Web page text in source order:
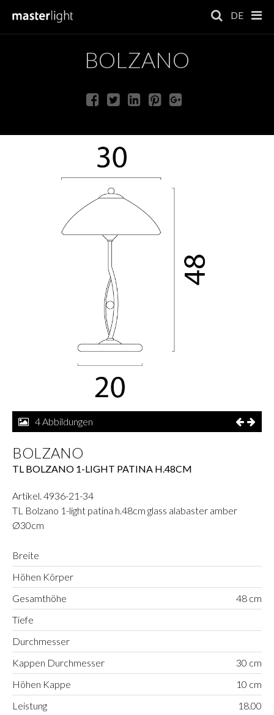
DE
BOLZANO
4 Abbildungen
BOLZANO
TL BOLZANO 1-LIGHT PATINA H.48CM
Artikel. 4936-21-34
TL Bolzano 1-light patina h.48cm glass alabaster amber
Ø30cm
Breite
Höhen Körper
Gesamthöhe
48 cm
Tiefe
Durchmesser
Kappen Durchmesser
30 cm
Höhen Kappe
10 cm
Leistung
18.00